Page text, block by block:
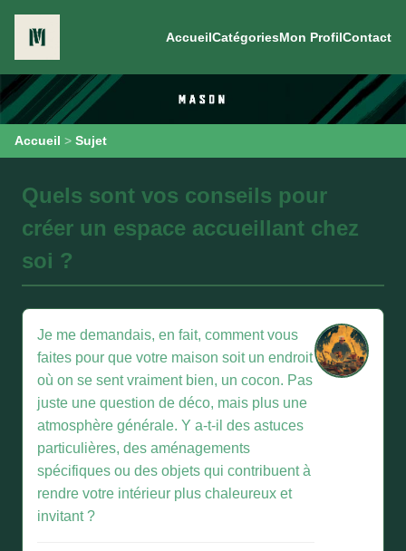
AccueilCatégoriesMon ProfilContact
Accueil > Sujet
Quels sont vos conseils pour
créer un espace accueillant chez
soi ?
Je me demandais, en fait, comment vous
faites pour que votre maison soit un endroit
où on se sent vraiment bien, un cocon. Pas
juste une question de déco, mais plus une
atmosphère générale. Y a-t-il des astuces
particulières, des aménagements
spécifiques ou des objets qui contribuent à
rendre votre intérieur plus chaleureux et
invitant ?